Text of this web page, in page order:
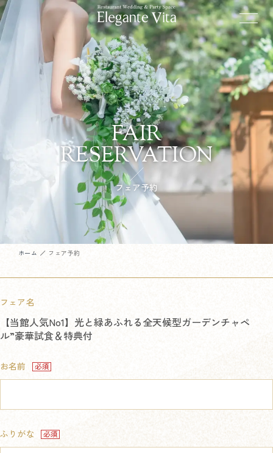
FAIR
RESERVATION
フェア予約
ホーム フェア予約
フェア名
【当館人気No1】光と緑あふれる全天候型ガーデンチャペ
ル”豪華試食＆特典付
お名前
ふりがな